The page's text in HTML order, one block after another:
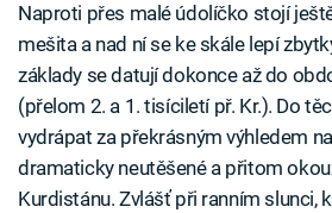
Naproti přes malé údolíčko stojí
mešita a nad ní se ke skále lepí
základy se datují dokonce až do
(přelom 2. a 1. tisíciletí př. Kr.). Do
vydrápat za překrásným výhledem
dramaticky neutěšené a přitom
Kurdistánu. Zvlášť při ranním slunci,